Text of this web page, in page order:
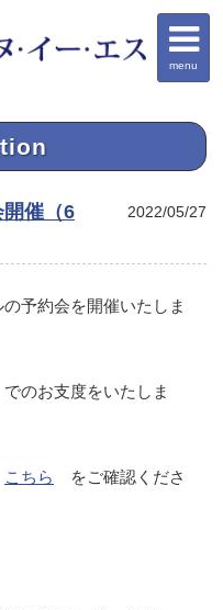
menu
催（6
2022/05/27
予約会を開催いたしま
のお支度をいたしま
こちら
をご確認くださ